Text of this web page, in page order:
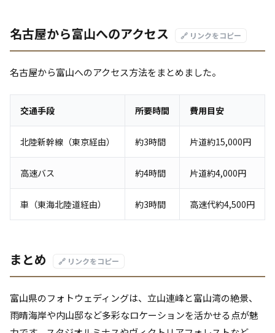
名古屋から富山へのアクセス 🔗 リンクをコピー
名古屋から富山へのアクセス方法をまとめました。
交通手段 所要時間 費用目安
北陸新幹線（東京経由） 約3時間 片道約15,000円
高速バス 約4時間 片道約4,000円
車（東海北陸道経由） 約3時間 高速代約4,500円
まとめ 🔗 リンクをコピー
富山県のフォトウェディングは、立山連峰と富山湾の絶景、
雨晴海岸や内山邸など多彩なロケーションを活かせる点が魅